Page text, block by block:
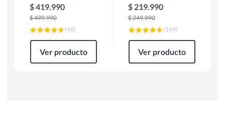
$419.990
$499.990
(46)
Ver producto
$ 219.990
$249.990
(149)
Ver producto